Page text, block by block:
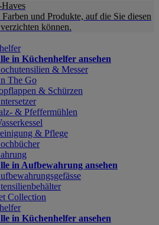
und Produkte, auf die Sie diesen
können.
in Küchenhelfer ansehen
& Messer
The Go
& Schürzen
& Pfeffermühlen
& Pflege
in Aufbewahrung ansehen
Collection
in Küchenhelfer ansehen